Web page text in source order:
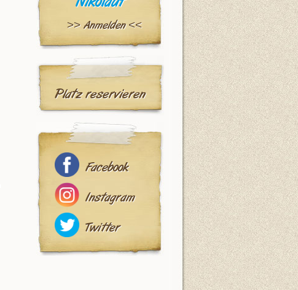
>> Anmelden <<
Platz reservieren
Facebook
Instagram
Twitter